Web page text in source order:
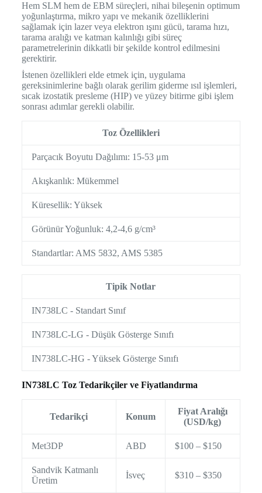
Hem SLM hem de EBM süreçleri, nihai bileşenin optimum
yoğunlaştırma, mikro yapı ve mekanik özelliklerini
sağlamak için lazer veya elektron ışını gücü, tarama hızı,
tarama aralığı ve katman kalınlığı gibi süreç
parametrelerinin dikkatli bir şekilde kontrol edilmesini
gerektirir.
İstenen özellikleri elde etmek için, uygulama
gereksinimlerine bağlı olarak gerilim giderme ısıl işlemleri,
sıcak izostatik presleme (HIP) ve yüzey bitirme gibi işlem
sonrası adımlar gerekli olabilir.
Toz Özellikleri
Parçacık Boyutu Dağılımı: 15-53 μm
Akışkanlık: Mükemmel
Küresellik: Yüksek
Görünür Yoğunluk: 4,2-4,6 g/cm³
Standartlar: AMS 5832, AMS 5385
Tipik Notlar
IN738LC - Standart Sınıf
IN738LC-LG - Düşük Gösterge Sınıfı
IN738LC-HG - Yüksek Gösterge Sınıfı
IN738LC Toz Tedarikçiler ve Fiyatlandırma
Tedarikçi Konum
Fiyat Aralığı
(USD/kg)
Met3DP ABD $100 – $150
Sandvik Katmanlı
Üretim
İsveç $310 – $350